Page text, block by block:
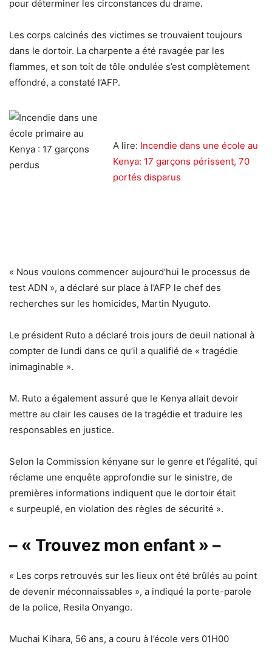
pour déterminer les circonstances du drame.
Les corps calcinés des victimes se trouvaient toujours
dans le dortoir. La charpente a été ravagée par les
flammes, et son toit de tôle ondulée s’est complètement
effondré, a constaté l’AFP.
A lire: Incendie dans une école au
Kenya: 17 garçons périssent, 70
portés disparus
« Nous voulons commencer aujourd’hui le processus de
test ADN », a déclaré sur place à l’AFP le chef des
recherches sur les homicides, Martin Nyuguto.
Le président Ruto a déclaré trois jours de deuil national à
compter de lundi dans ce qu’il a qualifié de « tragédie
inimaginable ».
M. Ruto a également assuré que le Kenya allait devoir
mettre au clair les causes de la tragédie et traduire les
responsables en justice.
Selon la Commission kényane sur le genre et l’égalité, qui
réclame une enquête approfondie sur le sinistre, de
premières informations indiquent que le dortoir était
« surpeuplé, en violation des règles de sécurité ».
– « Trouvez mon enfant » –
« Les corps retrouvés sur les lieux ont été brûlés au point
de devenir méconnaissables », a indiqué la porte-parole
de la police, Resila Onyango.
Muchai Kihara, 56 ans, a couru à l’école vers 01H00